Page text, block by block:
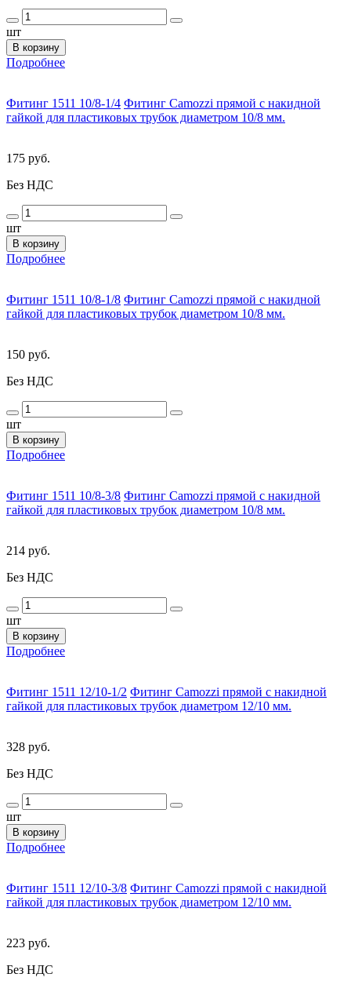
шт
В корзину
Подробнее
Фитинг 1511 10/8-1/4 Фитинг Camozzi прямой с накидной
гайкой для пластиковых трубок диаметром 10/8 мм.
175 руб.
Без НДС
шт
В корзину
Подробнее
Фитинг 1511 10/8-1/8 Фитинг Camozzi прямой с накидной
гайкой для пластиковых трубок диаметром 10/8 мм.
150 руб.
Без НДС
шт
В корзину
Подробнее
Фитинг 1511 10/8-3/8 Фитинг Camozzi прямой с накидной
гайкой для пластиковых трубок диаметром 10/8 мм.
214 руб.
Без НДС
шт
В корзину
Подробнее
Фитинг 1511 12/10-1/2 Фитинг Camozzi прямой с накидной
гайкой для пластиковых трубок диаметром 12/10 мм.
328 руб.
Без НДС
шт
В корзину
Подробнее
Фитинг 1511 12/10-3/8 Фитинг Camozzi прямой с накидной
гайкой для пластиковых трубок диаметром 12/10 мм.
223 руб.
Без НДС